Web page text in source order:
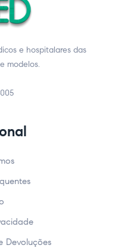
e hospitalares das
modelos.
Devoluções